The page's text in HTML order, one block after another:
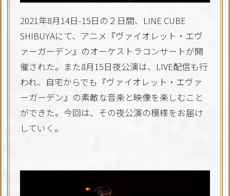
2021年8月14日-15日の２日間、LINE CUBE
SHIBUYAにて、アニメ『ヴァイオレット・エヴ
ァーガーデン』のオーケストラコンサートが開
催された。また8月15日夜公演は、LIVE配信も行
われ、自宅からでも『ヴァイオレット・エヴァ
ーガーデン』の素敵な音楽と映像を楽しむこと
ができた。今回は、その夜公演の模様をお届け
していく。